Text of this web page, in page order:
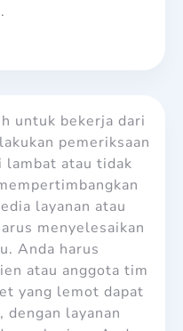
untuk bekerja dari
pemeriksaan
lambat atau tidak
layanan atau
menyelesaikan
Anda harus
atau anggota tim
yang lemot dapat
dengan layanan